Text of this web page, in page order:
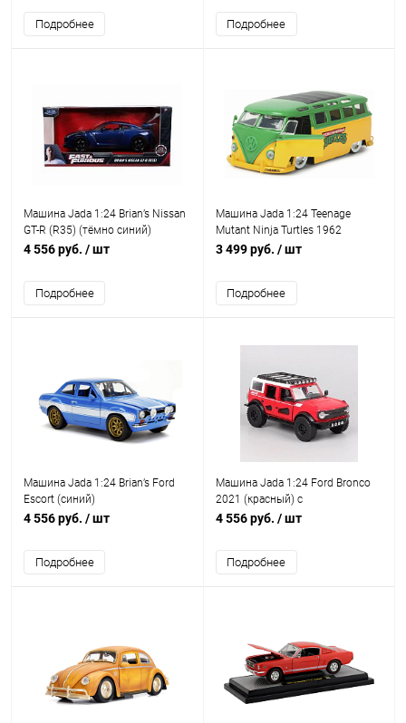
Подробнее Подробнее
Машина Jada 1:24 Brian’s Nissan
GT-R (R35) (тёмно синий)
4 556 руб. / шт
Подробнее
Машина Jada 1:24 Teenage
Mutant Ninja Turtles 1962
Volkswagen Bus
3 499 руб. / шт
Подробнее
Машина Jada 1:24 Brian’s Ford
Escort (синий)
4 556 руб. / шт
Подробнее
Машина Jada 1:24 Ford Bronco
2021 (красный) с
дополнительным комплектом
4 556 руб. / шт
Подробнее